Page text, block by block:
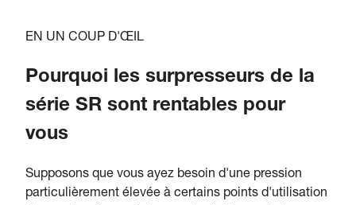
EN UN COUP D'ŒIL
Pourquoi les surpresseurs de la
série SR sont rentables pour
vous
Supposons que vous ayez besoin d'une pression
particulièrement élevée à certains points d'utilisation